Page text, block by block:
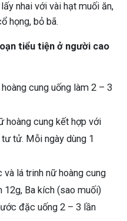
nhai với vài hạt muối ăn,
họng, bỏ bã.
tiểu tiện ở người cao
cung uống làm 2 – 3
hoàng cung kết hợp với
tử. Mỗi ngày dùng 1
và lá trinh nữ hoàng cung
12g, Ba kích (sao muối)
đặc uống 2 – 3 lần